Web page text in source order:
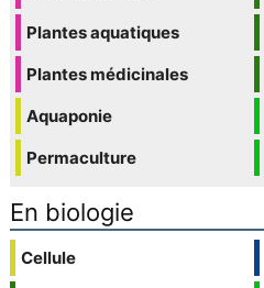
Plantes aquatiques
Plantes médicinales
Aquaponie
Permaculture
En biologie
Cellule